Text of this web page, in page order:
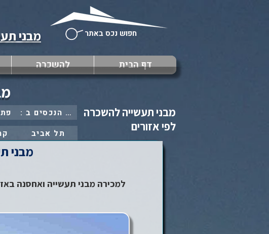
חפוש נכס באתר מבני
דף הבית להשכרה
מבני תעשייה להשכרה
לפי אזורים
: כל הנכסים ב
תל אביב
מבני
למכירה מבני תעשייה ואחסנה באזור